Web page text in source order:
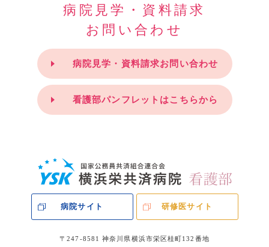
病院見学・資料請求
お問い合わせ
病院見学・資料請求お問い合わせ
看護部パンフレットはこちらから
病院サイト 研修医サイト
〒247-8581 神奈川県横浜市栄区桂町132番地